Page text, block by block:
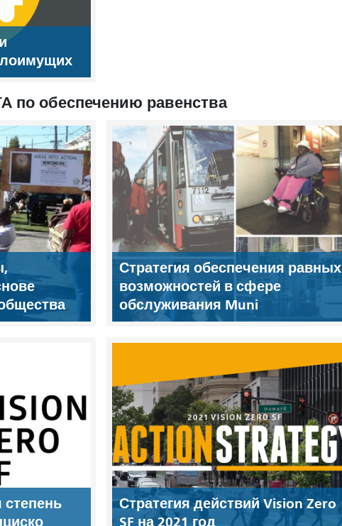
по обеспечению равенства
Стратегия обеспечения равных
возможностей в сфере
обслуживания Muni
Стратегия действий Vision Zero
SF на 2021 год